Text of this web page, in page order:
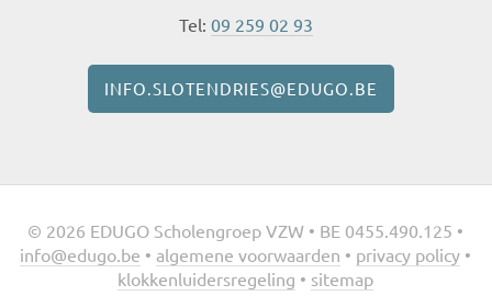
Tel: 09 259 02 93
INFO.SLOTENDRIES@EDUGO.BE
© 2026 EDUGO Scholengroep VZW • BE 0455.490.125 •
info@edugo.be • algemene voorwaarden • privacy policy •
klokkenluidersregeling • sitemap